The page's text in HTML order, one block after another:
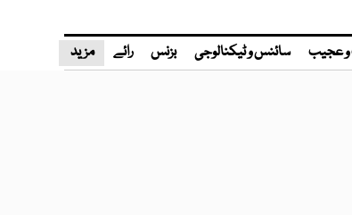
عجیب سائنس و ٹیکنالوجی بزنس رائے مزید